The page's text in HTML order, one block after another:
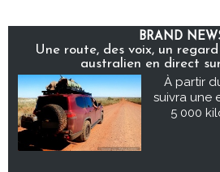
BRAND
Une route, des voix, un
australien en direct
À partir
suivra une
5 000